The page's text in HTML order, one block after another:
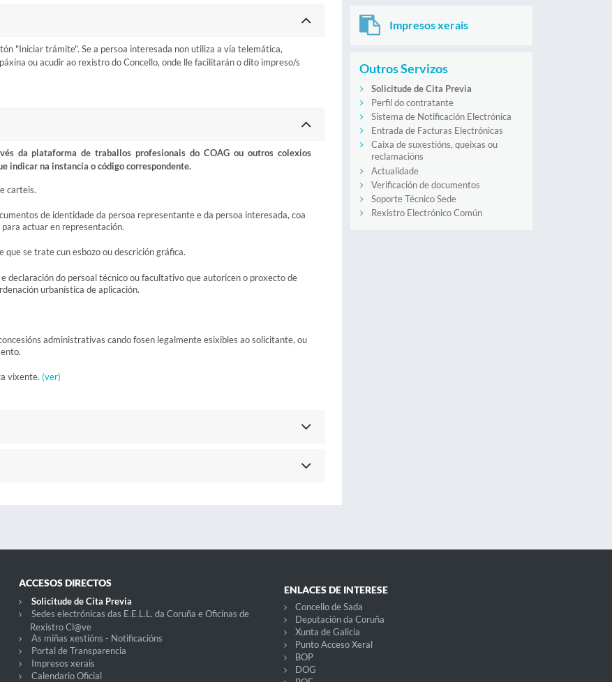
"Iniciar trámite". Se a persoa interesada non utiliza a vía telemática,
ou acudir ao rexistro do Concello, onde lle facilitarán o dito impreso/s
da plataforma de traballos profesionais do COAG ou outros colexios
indicar na instancia o código correspondente.
carteis.
de identidade da persoa representante e da persoa interesada, coa
actuar en representación.
se trate cun esbozo ou descrición gráfica.
declaración do persoal técnico ou facultativo que autoricen o proxecto de
urbanística de aplicación.
administrativas cando fosen legalmente esixibles ao solicitante, ou
vixente. (ver)
Impresos xerais
Outros Servizos
Solicitude de Cita Previa
Perfil do contratante
Sistema de Notificación Electrónica
Entrada de Facturas Electrónicas
Caixa de suxestións, queixas ou
reclamacións
Actualidade
Verificación de documentos
Soporte Técnico Sede
Rexistro Electrónico Común
ACCESOS DIRECTOS
Solicitude de Cita Previa
Sedes electrónicas das E.E.L.L. da Coruña e Oficinas de
Rexistro Cl@ve
As miñas xestións - Notificacións
Portal de Transparencia
Impresos xerais
Calendario Oficial
ENLACES DE INTERESE
Concello de Sada
Deputación da Coruña
Xunta de Galicia
Punto Acceso Xeral
BOP
DOG